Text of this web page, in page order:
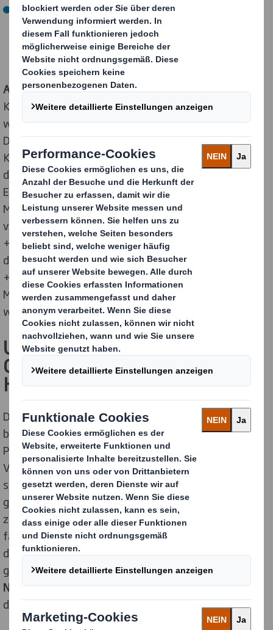
74 % der Online-Händler sagen, dass sie zumindest
teilweise zustimmen, dass ihr Unternehmen von
Investitionen in bessere Verpackungen profitieren
würde.
Aktuelle Umfragedatenvon DS Smith mit
Konsumenten und Online-Händlern bestätigen die
weiter wachsende Bedeutung des Onlinehandels in
Deutschland. Im Schnitt erhielten die befragten
Konsumenten ein Paket pro Woche, was sich gut mit
den Zahlen des Bundesverbands Paket und
Expresslogistik deckt, der für das Jahr 2021 4,51
Milliarden Kurier-, Express- und Paketsendungen
verzeichnete. Dies entspricht einem Wachstum von
+11,2 % gegenüber dem Vorjahr 2020. Insbesondere
die Lieferungen an private Verbraucher nahmen um
+16,6 % zu – ein Ergebnis, das getrieben von den
Maßnahmen zur Bekämpfung der Covid-19-Pandemie
war.
Unpassende Verpackung als
Gefahr für die Reputation von
Händlern
Der Verpackungkommt dabei eine große Bedeutung
bei. Sie ist nicht nur dererste Kontaktpunkteines
Produkts mit dem Online-Käufer. Auf die Frage, was
Verbraucher beim Online-Einkauf an der Verpackung
stört, ist eineübermäßige Größedas am häufigsten
genannte Problem (57 %). Für 76 % der Befragten ist
zu große Verpackung grundsätzlich ein Problem. Dies
fällt negativ auf den Verkäufer zurück. Immerhin 56 %
der Befragten stimmten der Aussage zu, dass sie zu
große Verpackungenam Einsatz der Marke für
Nachhaltigkeit zweifeln lasse. 26 % gaben an, in
diesem Fall enttäuscht vom Händler zu sein.